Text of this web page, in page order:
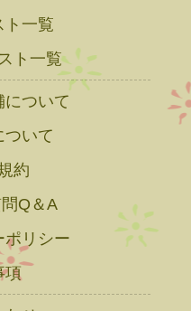
ト一覧
ト一覧
について
ついて
約
Q＆A
ポリシー
項